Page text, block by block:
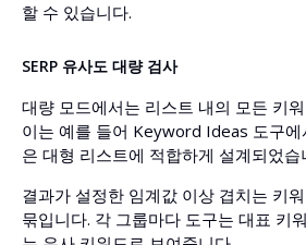
할 수 있습니다.
SERP 유사도 대량 검사
대량 모드에서는 리스트 내의 모든 키
이는 예를 들어 Keyword Ideas 도구
은 대형 리스트에 적합하게 설계되었습
결과가 설정한 임계값 이상 겹치는 키
묶입니다. 각 그룹마다 도구는 대표 키